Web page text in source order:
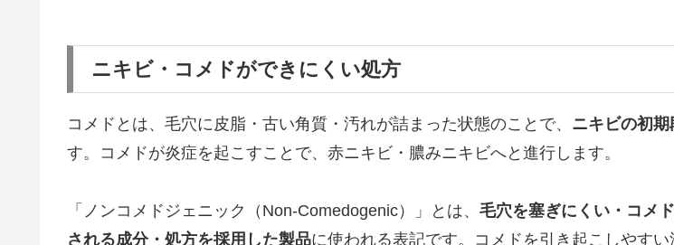
ニキビ・コメドができにくい処方
コメドとは、毛穴に皮脂・古い角質・汚れが詰まった状態のことで、 ニキビの初期
す。コメドが炎症を起こすことで、赤ニキビ・膿みニキビへと進行します。
「ノンコメドジェニック（Non-Comedogenic）」とは、 毛穴を塞ぎにくい・コメ
される成分・処方を採用した製品に使われる表記です。コメドを引き起こしやすい